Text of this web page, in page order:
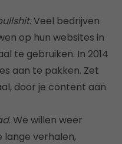
. Veel bedrijven
op hun websites in
te gebruiken. In 2014
aan te pakken. Zet
door je content aan
. We willen weer
lange verhalen,